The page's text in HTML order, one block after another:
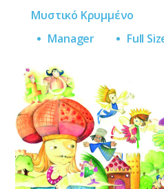
Μυστικό Κρυμμένο
Manager
Full
Full